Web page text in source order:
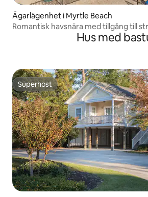
Ägarlägenhet i Myrtle Beach
Romantisk havsnära med tillgång till
Hus med
Superhost
Superhost